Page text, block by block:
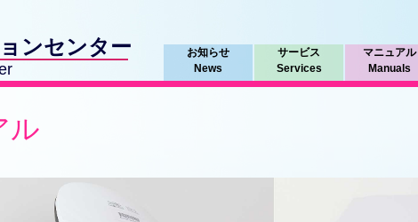
ンセンター
お知らせ
News
サービス
Services
マニュアル
Manuals
ル